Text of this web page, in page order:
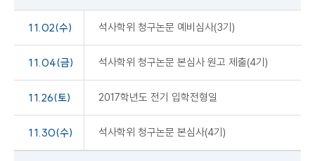
11.02(수) 석사학위 청구논문 예비심사(3기)
11.04(금) 석사학위 청구논문 본심사 원고 제출(4기)
11.26(토) 2017학년도 전기 입학전형일
11.30(수) 석사학위 청구논문 본심사(4기)